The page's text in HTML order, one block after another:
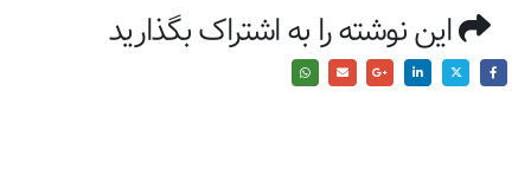
این نوشته را به اشتراک بگذارید